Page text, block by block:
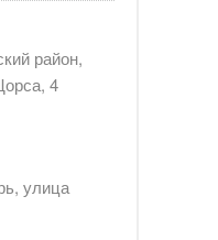
район,
4
улица